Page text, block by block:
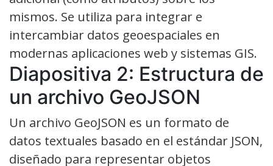
mismos. Se utiliza para integrar e
intercambiar datos geoespaciales en
modernas aplicaciones web y sistemas GIS.
Diapositiva 2: Estructura de
un archivo GeoJSON
Un archivo GeoJSON es un formato de
datos textuales basado en el estándar JSON,
diseñado para representar objetos